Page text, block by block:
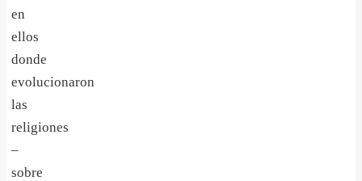
en
ellos
donde
evolucionaron
las
religiones
–
sobre